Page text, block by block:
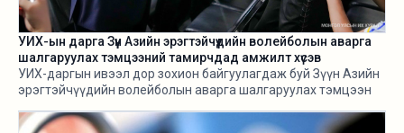
УИХ-ын дарга Зүүн Азийн эрэгтэйчүүдийн волейболын аварга
шалгаруулах тэмцээний тамирчдад амжилт хүсэв
УИХ-даргын ивээл дор зохион байгуулагдаж буй Зүүн Азийн
эрэгтэйчүүдийн волейболын аварга шалгаруулах тэмцээн